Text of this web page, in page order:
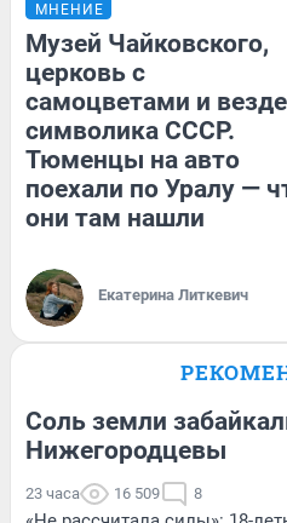
МНЕНИЕ
Музей Чайковского,
церковь с
самоцветами и везде
символика СССР.
Тюменцы на авто
поехали по Уралу —
они там нашли
Екатерина Литкевич
Соль земли
Нижегородцевы
23 часа 16 509 8